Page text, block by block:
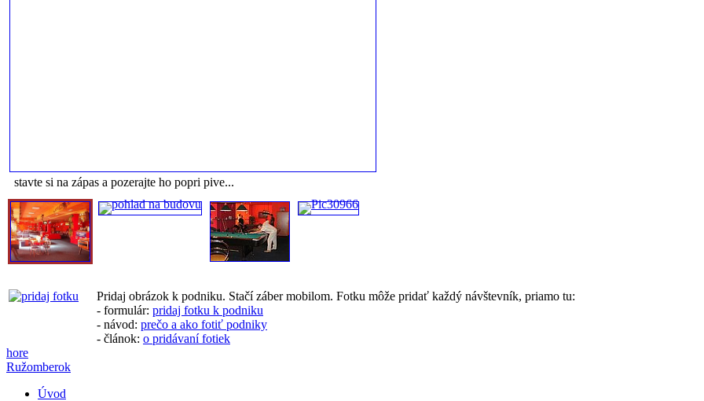
stavte si na zápas a pozerajte ho popri pive...
Pridaj obrázok k podniku. Stačí záber mobilom. Fotku môže pridať každý návštevník, priamo tu:
- formulár: pridaj fotku k podniku
- návod: prečo a ako fotiť podniky
- článok: o pridávaní fotiek
hore
Ružomberok
Úvod